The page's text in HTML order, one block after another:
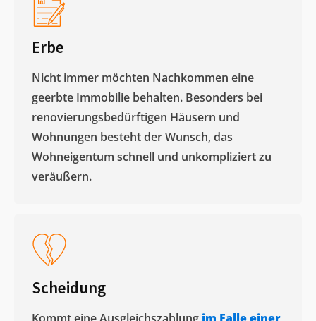
Erbe
Nicht immer möchten Nachkommen eine
geerbte Immobilie behalten. Besonders bei
renovierungsbedürftigen Häusern und
Wohnungen besteht der Wunsch, das
Wohneigentum schnell und unkompliziert zu
veräußern. ​
Scheidung